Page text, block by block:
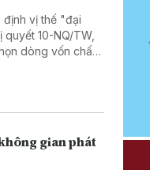
định vị thế "đại
10-NQ/TW,
dòng vốn chất
gian phát